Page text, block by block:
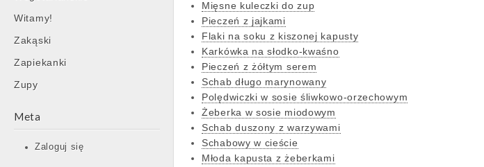
Witamy!
Zakąski
Zapiekanki
Zupy
Meta
Zaloguj się
Mięsne kuleczki do zup
Pieczeń z jajkami
Flaki na soku z kiszonej kapusty
Karkówka na słodko-kwaśno
Pieczeń z żółtym serem
Schab długo marynowany
Polędwiczki w sosie śliwkowo-orzechowym
Żeberka w sosie miodowym
Schab duszony z warzywami
Schabowy w cieście
Młoda kapusta z żeberkami